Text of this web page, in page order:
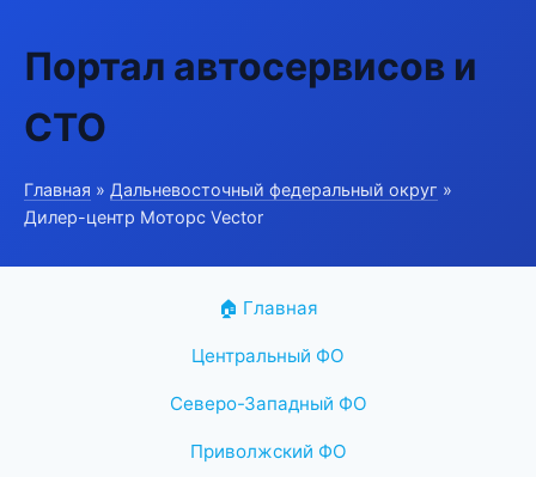
Портал автосервисов и
СТО
Главная » Дальневосточный федеральный округ »
Дилер-центр Моторс Vector
🏠 Главная
Центральный ФО
Северо-Западный ФО
Приволжский ФО